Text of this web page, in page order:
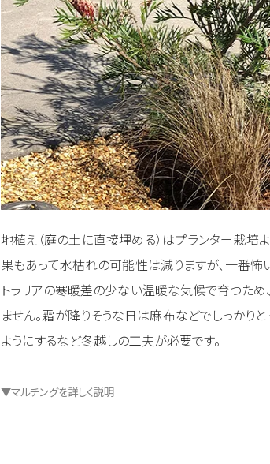
地植え（庭の土に直接埋める）はプランター栽培
果もあって水枯れの可能性は減りますが、一番怖
トラリアの寒暖差の少ない温暖な気候で育つた
ません。霜が降りそうな日は麻布などでしっかり
ようにするなど冬越しの工夫が必要です。
▼マルチングを詳しく説明